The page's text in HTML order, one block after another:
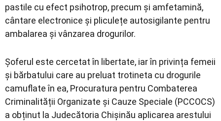
pastile cu efect psihotrop, precum și amfetamină,
cântare electronice și pliculețe autosigilante pentru
ambalarea și vânzarea drogurilor.
Șoferul este cercetat în libertate, iar în privința femeii
și bărbatului care au preluat trotineta cu drogurile
camuflate în ea, Procuratura pentru Combaterea
Criminalității Organizate și Cauze Speciale (PCCOCS)
a obținut la Judecătoria Chișinău aplicarea arestului